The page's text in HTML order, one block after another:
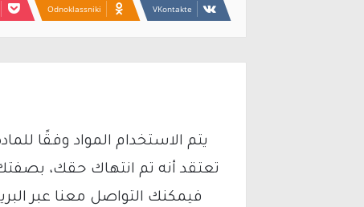
Odnoklassniki
تعتقد أنه تم انتهاك حقك،